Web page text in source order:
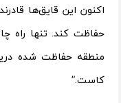
اکنون این قایق‌ها
حفاظت کند. تنها راه
منطقه حفاظت شده
کاست.”